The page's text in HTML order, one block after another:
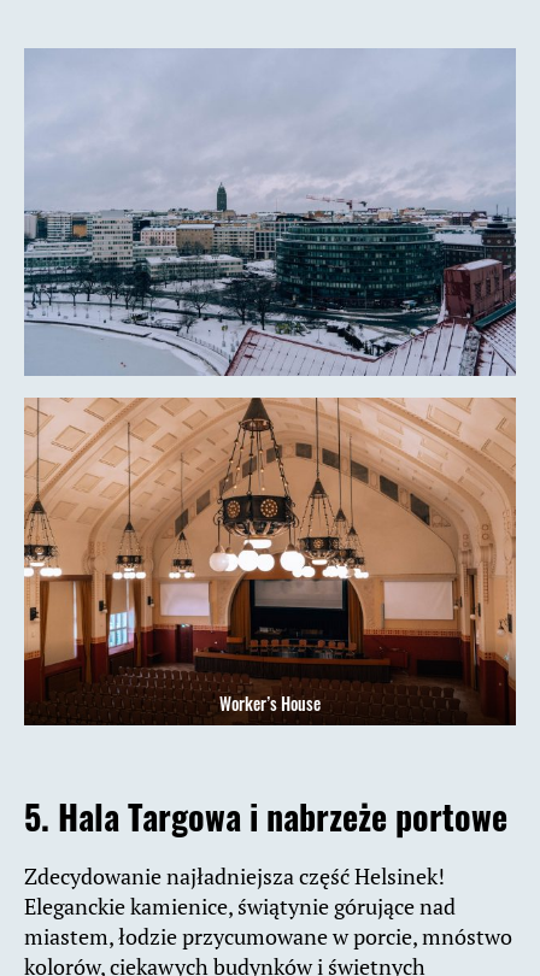
Worker’s House
5. Hala Targowa i nabrzeże portowe
Zdecydowanie najładniejsza część Helsinek!
Eleganckie kamienice, świątynie górujące nad
miastem, łodzie przycumowane w porcie, mnóstwo
kolorów, ciekawych budynków i świetnych